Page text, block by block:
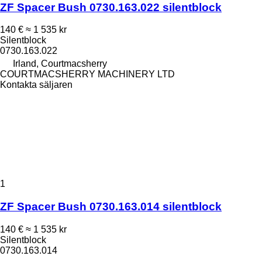
ZF Spacer Bush 0730.163.022 silentblock
140 € ≈ 1 535 kr
Silentblock
0730.163.022
Irland, Courtmacsherry
COURTMACSHERRY MACHINERY LTD
Kontakta säljaren
1
ZF Spacer Bush 0730.163.014 silentblock
140 € ≈ 1 535 kr
Silentblock
0730.163.014